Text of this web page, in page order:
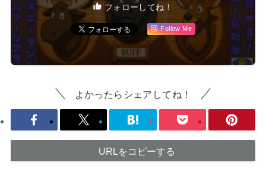
フォローしてね！
Follow Me
よかったらシェアしてね！
URLをコピーする